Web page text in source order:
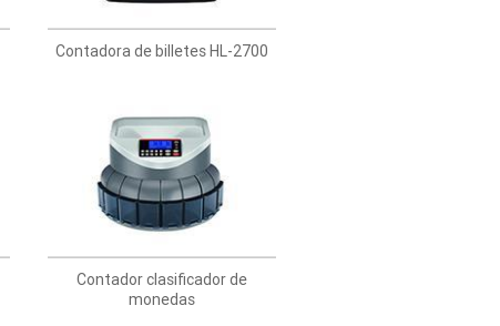
Contadora de billetes HL-2700
Contador clasificador de
monedas